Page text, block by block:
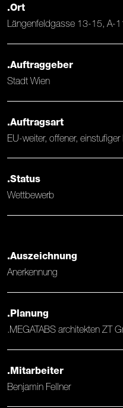
.Ort
Längenfeldgasse 13-15, A-
.Auftraggeber
Stadt Wien
.Auftragsart
EU-weiter, offener,
.Status
Wettbewerb
.Auszeichnung
Anerkennung
.Planung
.MEGATABS architekten ZT
.Mitarbeiter
Benjamin Fellner